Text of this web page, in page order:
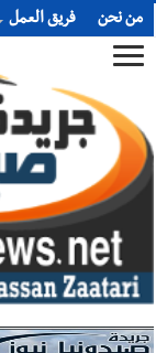
من نحن فريق العمل